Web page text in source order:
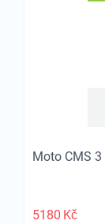
Moto CMS
5180 Kč